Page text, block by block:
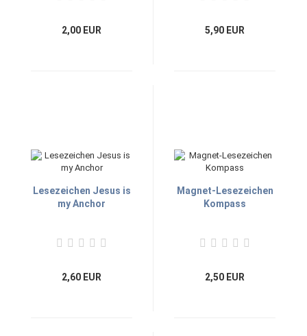
2,00 EUR 5,90 EUR
Lesezeichen Jesus is
my Anchor
2,60 EUR
Magnet-Lesezeichen
Kompass
2,50 EUR